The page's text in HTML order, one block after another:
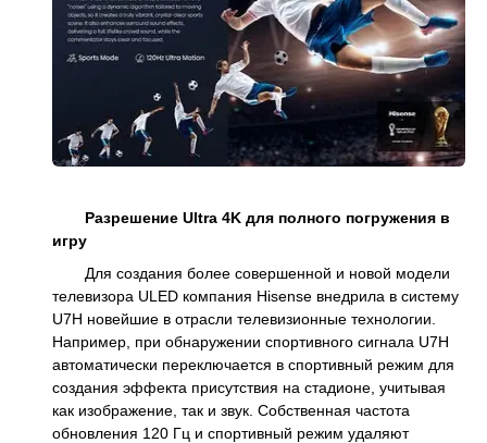
Разрешение Ultra 4K для полного погружения в
игру
Для создания более совершенной и новой модели
телевизора ULED компания Hisense внедрила в систему
U7H новейшие в отрасли телевизионные технологии.
Например, при обнаружении спортивного сигнала U7H
автоматически переключается в спортивный режим для
создания эффекта присутствия на стадионе, учитывая
как изображение, так и звук. Собственная частота
обновления 120 Гц и спортивный режим удаляют